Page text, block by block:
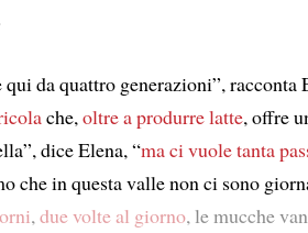
da quattro generazioni”, racconta
che, oltre a produrre latte, offre
dice Elena, “ma ci vuole tanta
che in questa valle non ci sono
, due volte al giorno, le mucche